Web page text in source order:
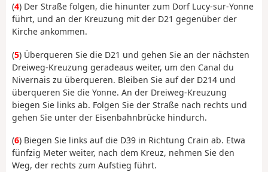
(4) Der Straße folgen, die hinunter zum Dorf Lucy-sur-Yonne
führt, und an der Kreuzung mit der D21 gegenüber der
Kirche ankommen.
(5) Überqueren Sie die D21 und gehen Sie an der nächsten
Dreiweg-Kreuzung geradeaus weiter, um den Canal du
Nivernais zu überqueren. Bleiben Sie auf der D214 und
überqueren Sie die Yonne. An der Dreiweg-Kreuzung
biegen Sie links ab. Folgen Sie der Straße nach rechts und
gehen Sie unter der Eisenbahnbrücke hindurch.
(6) Biegen Sie links auf die D39 in Richtung Crain ab. Etwa
fünfzig Meter weiter, nach dem Kreuz, nehmen Sie den
Weg, der rechts zum Aufstieg führt.